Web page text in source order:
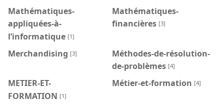
Mathématiques-
appliquées-à-
l’informatique [1]
Mathématiques-
financières [3]
Merchandising [3]
Méthodes-de-résolution-
de-problèmes [4]
METIER-ET-
FORMATION [1]
Métier-et-formation [4]